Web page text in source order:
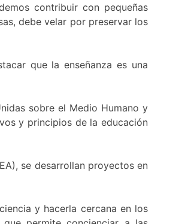
contribuir con pequeñas
debe velar por preservar los
que la enseñanza es una
sobre el Medio Humano y
y principios de la educación
se desarrollan proyectos en
y hacerla cercana en los